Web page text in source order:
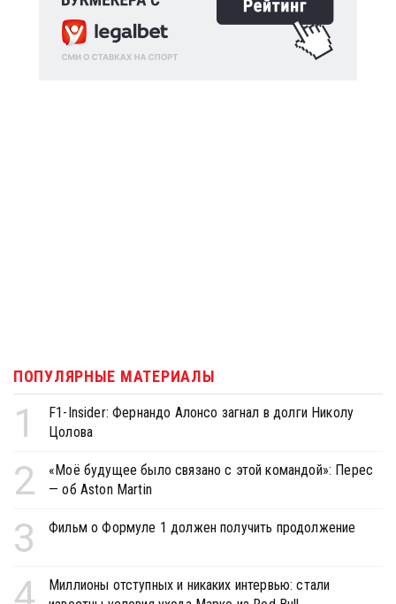
ПОПУЛЯРНЫЕ МАТЕРИАЛЫ
1
F1-Insider: Фернандо Алонсо загнал в долги Николу
Цолова
2
«Моё будущее было связано с этой командой»: Перес
— об Aston Martin
3 Фильм о Формуле 1 должен получить продолжение
Миллионы отступных и никаких интервью: стали